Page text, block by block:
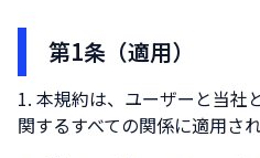
第1条（適用）
本規約は、ユーザーと当社
関するすべての関係に適用され